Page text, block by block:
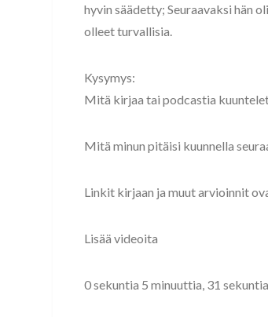
hyvin säädetty; Seuraavaksi hän
olleet turvallisia.
Kysymys:
Mitä kirjaa tai podcastia
Mitä minun pitäisi kuunnella
Linkit kirjaan ja muut arvioinnit
Lisää videoita
0 sekuntia 5 minuuttia, 31 sekuntia